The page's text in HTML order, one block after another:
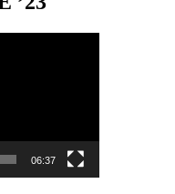
06:37